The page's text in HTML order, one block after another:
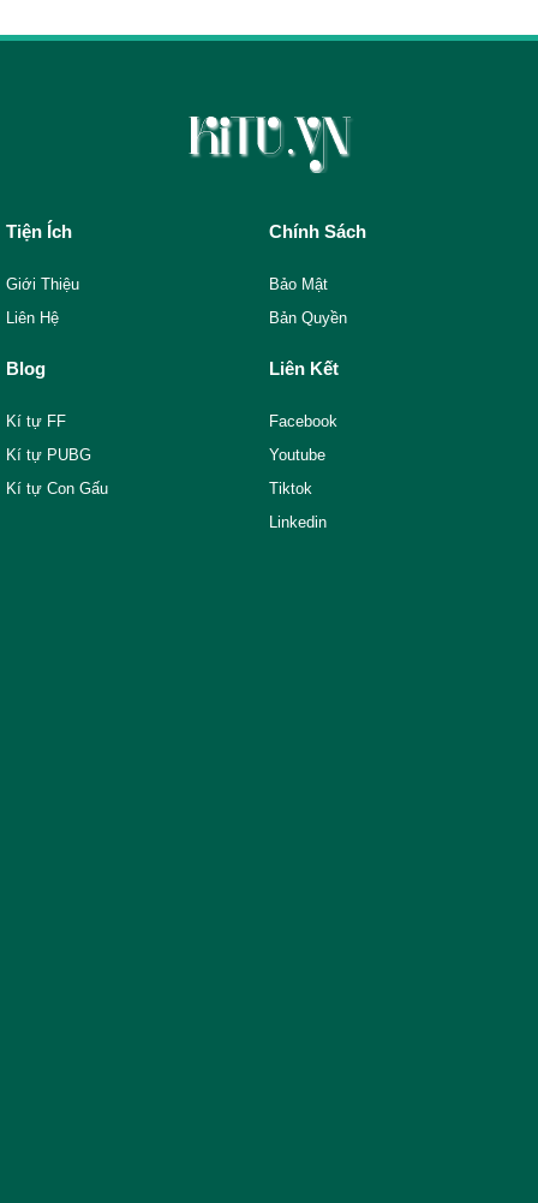
Tiện Ích
Giới Thiệu
Liên Hệ
Chính Sách
Bảo Mật
Bản Quyền
Blog
Kí tự FF
Kí tự PUBG
Kí tự Con Gấu
Liên Kết
Facebook
Youtube
Tiktok
Linkedin